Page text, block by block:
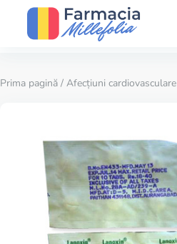
Prima pagină / Afecțiuni cardiovasculare